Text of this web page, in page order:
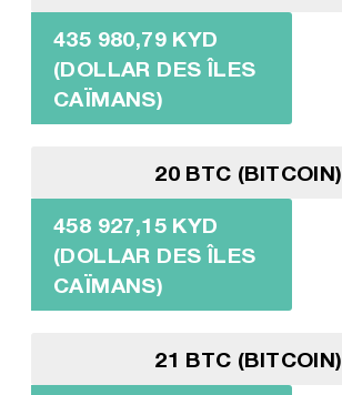
435 980,79 KYD
(DOLLAR DES ÎLES
CAÏMANS)
20 BTC (BITCOIN)
458 927,15 KYD
(DOLLAR DES ÎLES
CAÏMANS)
21 BTC (BITCOIN)